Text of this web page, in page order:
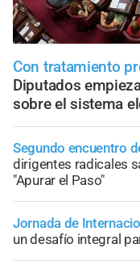
Con tratamiento
Diputados
sobre el sistema
Segundo encuentro
dirigentes radicales
"Apurar el Paso"
Jornada de
un desafío integral